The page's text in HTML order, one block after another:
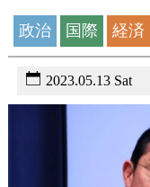
政治 国際 経済
2023.05.13 Sat